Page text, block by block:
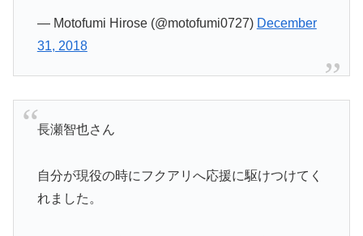
— Motofumi Hirose (@motofumi0727) December
31, 2018
長瀬智也さん
自分が現役の時にフクアリへ応援に駆けつけてく
れました。